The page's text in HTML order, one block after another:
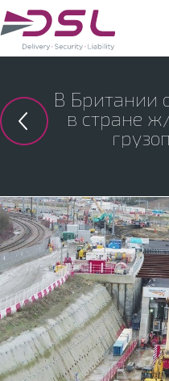
В Британии
в стране